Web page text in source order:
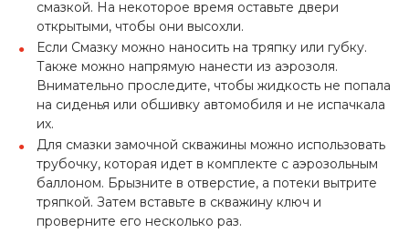
смазкой. На некоторое время оставьте двери
открытыми, чтобы они высохли.
Если Смазку можно наносить на тряпку или губку.
Также можно напрямую нанести из аэрозоля.
Внимательно проследите, чтобы жидкость не попала
на сиденья или обшивку автомобиля и не испачкала
их.
Для смазки замочной скважины можно использовать
трубочку, которая идет в комплекте с аэрозольным
баллоном. Брызните в отверстие, а потеки вытрите
тряпкой. Затем вставьте в скважину ключ и
проверните его несколько раз.